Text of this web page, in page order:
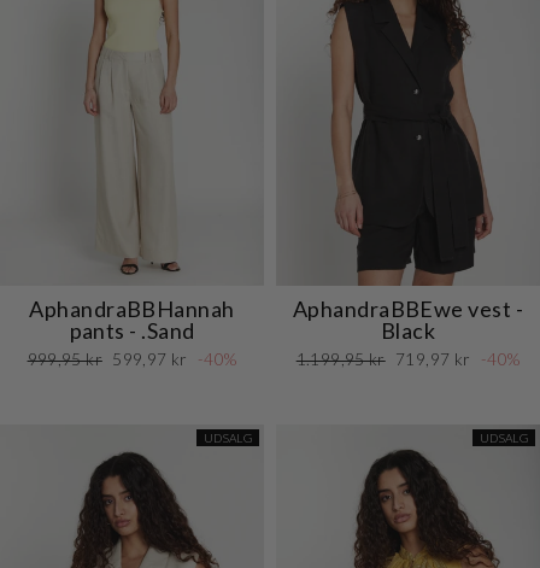
AphandraBBHannah
pants - .Sand
Normalpris
999,95 kr Udsalgspris
599,97 kr -40%
AphandraBBEwe vest -
Black
Normalpris
1.199,95 kr Udsalgspris
719,97 kr -40%
UDSALG UDSALG